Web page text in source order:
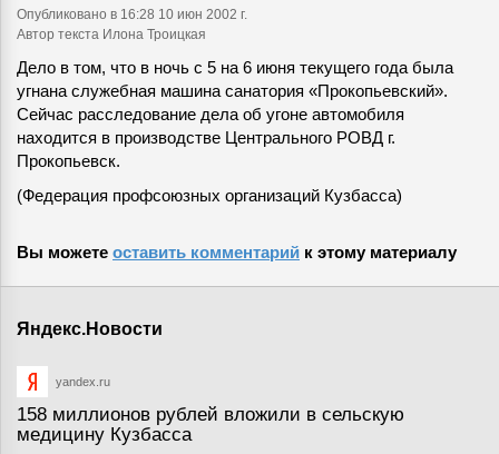
Опубликовано в 16:28 10 июн 2002 г.
Автор текста Илона Троицкая
Дело в том, что в ночь с 5 на 6 июня текущего года была
угнана служебная машина санатория «Прокопьевский».
Сейчас расследование дела об угоне автомобиля
находится в производстве Центрального РОВД г.
Прокопьевск.
(Федерация профсоюзных организаций Кузбасса)
Вы можете оставить комментарий к этому материалу
Яндекс.Новости
yandex.ru
158 миллионов рублей вложили в сельскую
медицину Кузбасса